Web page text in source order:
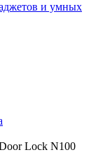
и умных
Lock N100